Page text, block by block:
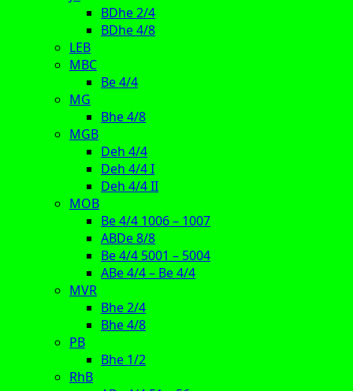
BDhe 2/4
BDhe 4/8
LEB
MBC
Be 4/4
MG
Bhe 4/8
MGB
Deh 4/4
Deh 4/4 I
Deh 4/4 II
MOB
Be 4/4 1006 – 1007
ABDe 8/8
Be 4/4 5001 – 5004
ABe 4/4 – Be 4/4
MVR
Bhe 2/4
Bhe 4/8
PB
Bhe 1/2
RhB